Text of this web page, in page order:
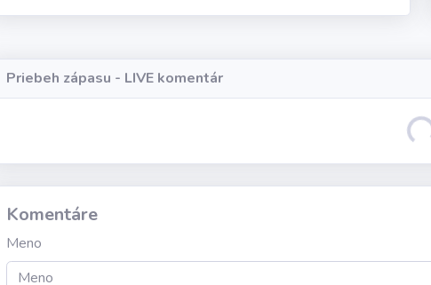
Priebeh zápasu - LIVE komentár Loading...
Komentáre
Meno